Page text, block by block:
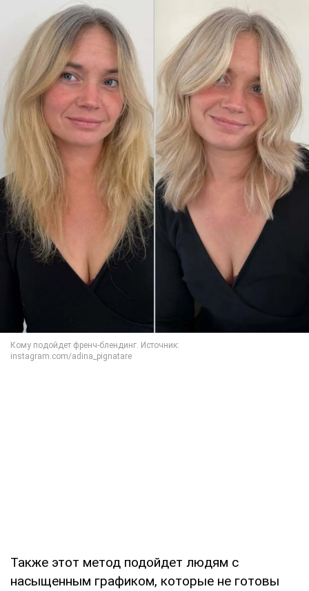
Также этот метод подойдет людям с
насыщенным графиком, которые не готовы